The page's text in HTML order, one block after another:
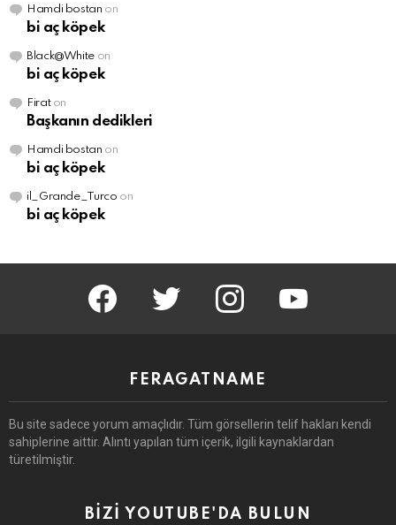
Hamdi bostan on
bi aç köpek
Black@White on
bi aç köpek
Firaton
Başkanın dedikleri
Hamdi bostan on
bi aç köpek
il_Grande_Turco on
bi aç köpek
facebook twitter instagram youtube
FERAGATNAME
Bu site sadece yorum amaçlıdır. Tüm görsellerin telif hakları kendi
sahiplerine aittir. Alıntı yapılan tüm içerik, ilgili kaynaklardan
türetilmiştir.
BİZİ YOUTUBE'DA BULUN